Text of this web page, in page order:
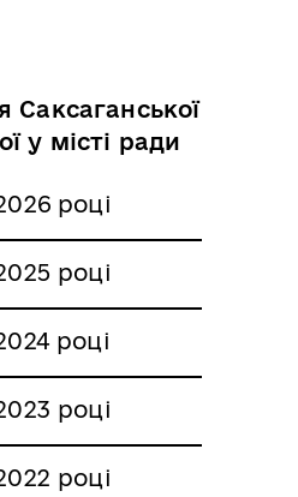
Саксаганської
у місті ради
році
році
році
році
році